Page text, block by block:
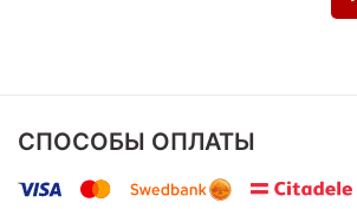
СПОСОБЫ ОПЛАТЫ